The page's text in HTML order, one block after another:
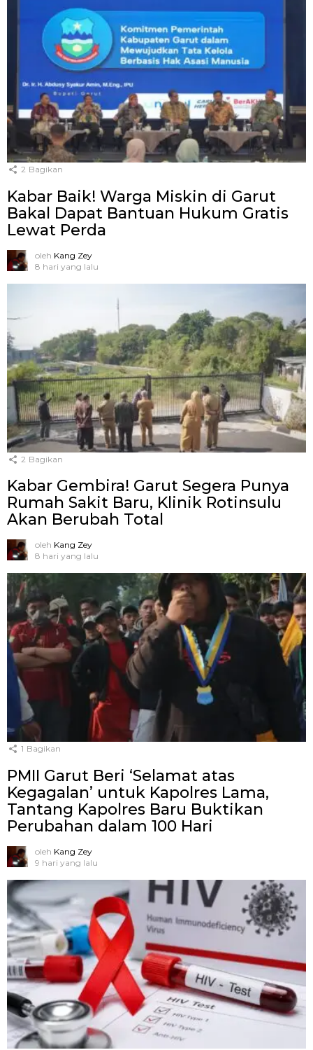
2 Bagikan
Kabar Baik! Warga Miskin di Garut
Bakal Dapat Bantuan Hukum Gratis
Lewat Perda
oleh Kang Zey
8 hari yang lalu
2 Bagikan
Kabar Gembira! Garut Segera Punya
Rumah Sakit Baru, Klinik Rotinsulu
Akan Berubah Total
oleh Kang Zey
8 hari yang lalu
1 Bagikan
PMII Garut Beri ‘Selamat atas
Kegagalan’ untuk Kapolres Lama,
Tantang Kapolres Baru Buktikan
Perubahan dalam 100 Hari
oleh Kang Zey
9 hari yang lalu